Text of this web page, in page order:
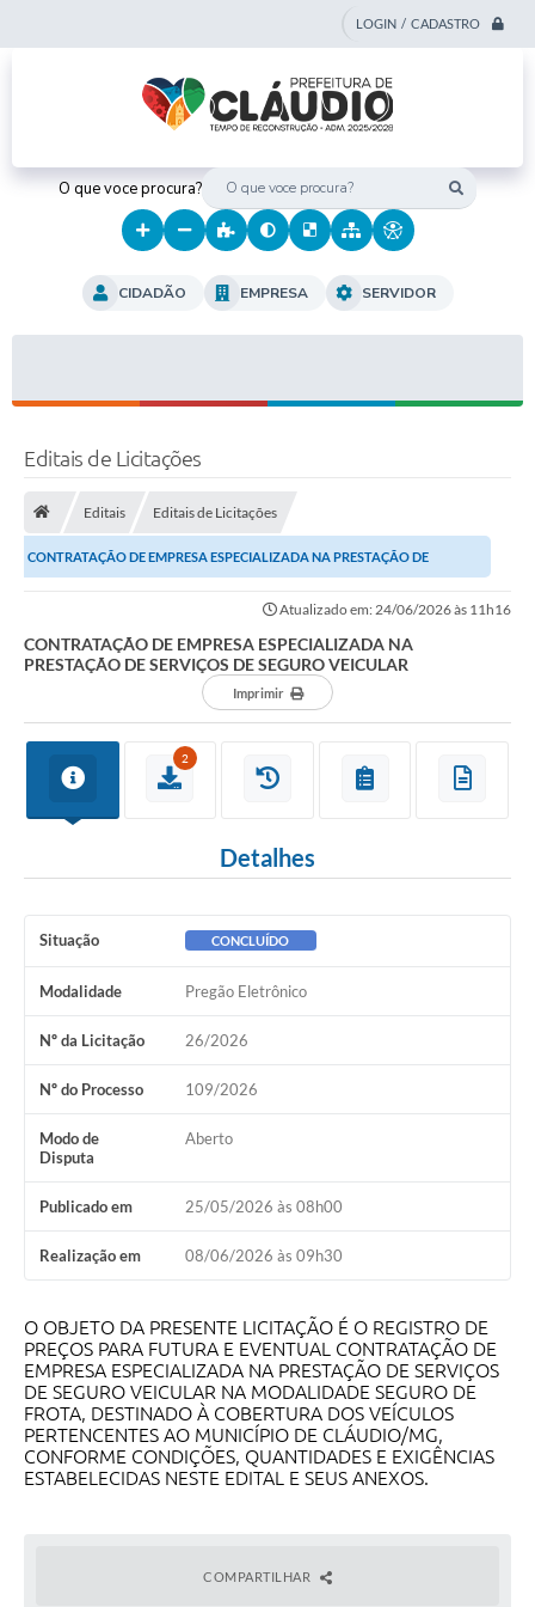
LOGIN / CADASTRO
O que voce procura?
CIDADÃO EMPRESA SERVIDOR
Editais de Licitações
Editais Editais de Licitações
CONTRATAÇÃO DE EMPRESA ESPECIALIZADA NA PRESTAÇÃO DE
Atualizado em: 24/06/2026 às 11h16
CONTRATAÇÃO DE EMPRESA ESPECIALIZADA NA
PRESTAÇÃO DE SERVIÇOS DE SEGURO VEICULAR
Imprimir
2
Detalhes
Situação CONCLUÍDO
Modalidade Pregão Eletrônico
Nº da Licitação 26/2026
Nº do Processo 109/2026
Modo de
Disputa
Aberto
Publicado em 25/05/2026 às 08h00
Realização em 08/06/2026 às 09h30
O OBJETO DA PRESENTE LICITAÇÃO É O REGISTRO DE
PREÇOS PARA FUTURA E EVENTUAL CONTRATAÇÃO DE
EMPRESA ESPECIALIZADA NA PRESTAÇÃO DE SERVIÇOS
DE SEGURO VEICULAR NA MODALIDADE SEGURO DE
FROTA, DESTINADO À COBERTURA DOS VEÍCULOS
PERTENCENTES AO MUNICÍPIO DE CLÁUDIO/MG,
CONFORME CONDIÇÕES, QUANTIDADES E EXIGÊNCIAS
ESTABELECIDAS NESTE EDITAL E SEUS ANEXOS.
COMPARTILHAR